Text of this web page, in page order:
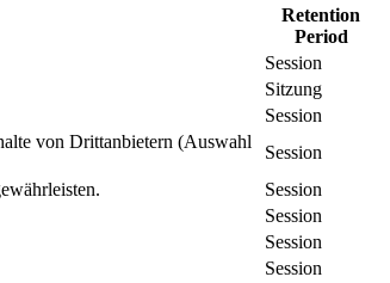
Retention
Period
Session
Sitzung
Session
von Drittanbietern (Auswahl
Session
Session
Session
Session
Session